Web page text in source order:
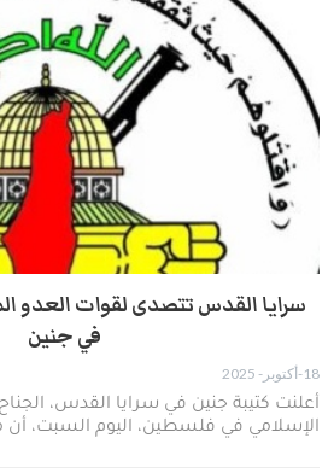
سرايا القدس تتصدى لقوات العدو
في جنين
18-أكتوبر- 2025
أعلنت كتيبة جنين في سرايا القدس،
الإسلامي في فلسطين، اليوم السبت، أن